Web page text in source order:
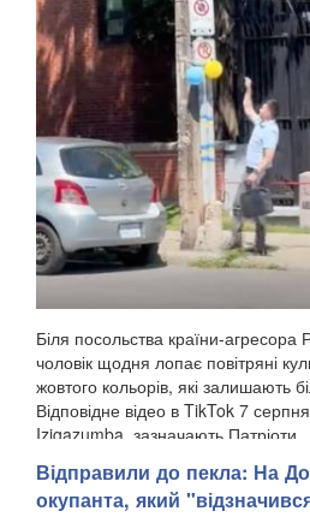
Біля посольства країни-агресора
чоловік щодня лопає повітряні
жовтого кольорів, які залишають
Відповідне відео в TikTok 7
Izigazumba, зазначають Патріоти ...
Відправили до пекла: На
окупанта, який